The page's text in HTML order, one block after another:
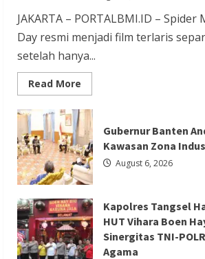
TNI-POLRI dengan Tokoh
Redaksi 01 August 6, 2026
Berita Agama
Berita Sosial dan Budaya
Berita
PGPTS Ramaikan Perayaan
Boen Hay Bio dengan
Palang Pintu
Redaksi 01 August 5, 2026
JAKARTA – PORTALBMI.ID –
Day resmi menjadi film terlaris
setelah hanya...
Read More
more
Film
Terlaris
2026
Spider
Man
Brand
New
Day
Raup
Rp
20,6
T
dalam
Sepekan
Gubernur Banten
Kawasan Zona
August 6, 2026
Kapolres Tangsel
HUT Vihara Boen
Sinergitas TNI-
Agama